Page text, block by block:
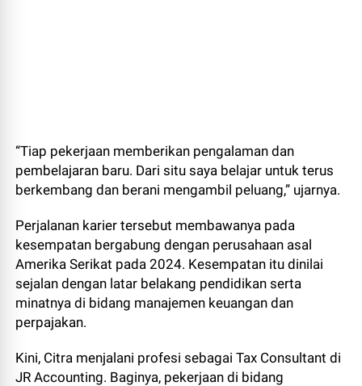
“Tiap pekerjaan memberikan pengalaman dan
pembelajaran baru. Dari situ saya belajar untuk terus
berkembang dan berani mengambil peluang,” ujarnya.
Perjalanan karier tersebut membawanya pada
kesempatan bergabung dengan perusahaan asal
Amerika Serikat pada 2024. Kesempatan itu dinilai
sejalan dengan latar belakang pendidikan serta
minatnya di bidang manajemen keuangan dan
perpajakan.
Kini, Citra menjalani profesi sebagai Tax Consultant di
JR Accounting. Baginya, pekerjaan di bidang